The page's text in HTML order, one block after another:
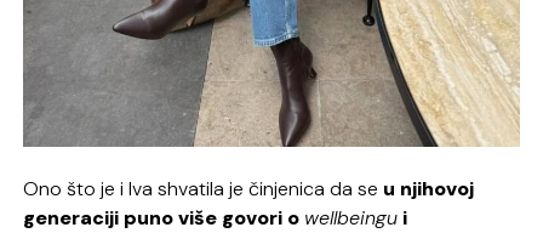
Ono što je i Iva shvatila je činjenica da se u njihovoj
generaciji puno više govori o wellbeingu i